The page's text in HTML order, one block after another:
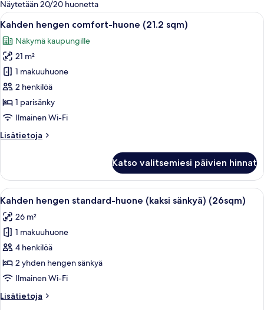
suodattimia
Näytetään 20/20 huonetta
Avaa
kaikki
huonetyypin
Kahden
hengen
comfort-
huone
(21.2
kuvat
Hotellihuone, jossa on sänky,
16
Kahden hengen comfort-huone (21.2 sqm)
Näkymä kaupungille
21 m²
1 makuuhuone
2 henkilöä
1 parisänky
Ilmainen Wi-Fi
Lisätietoja
Lisätietoja
comfort-
huone
(21.2
Katso valitsemiesi päivien hinnat
Avaa
kaikki
huonetyypin
Kahden
hengen
standard-
huone
sänkyä)
Hotellihuone, jossa on kaksi sänkyä,
12
Kahden hengen standard-huone (kaksi sänkyä) (26sqm)
26 m²
1 makuuhuone
4 henkilöä
2 yhden hengen sänkyä
Ilmainen Wi-Fi
Lisätietoja
Lisätietoja